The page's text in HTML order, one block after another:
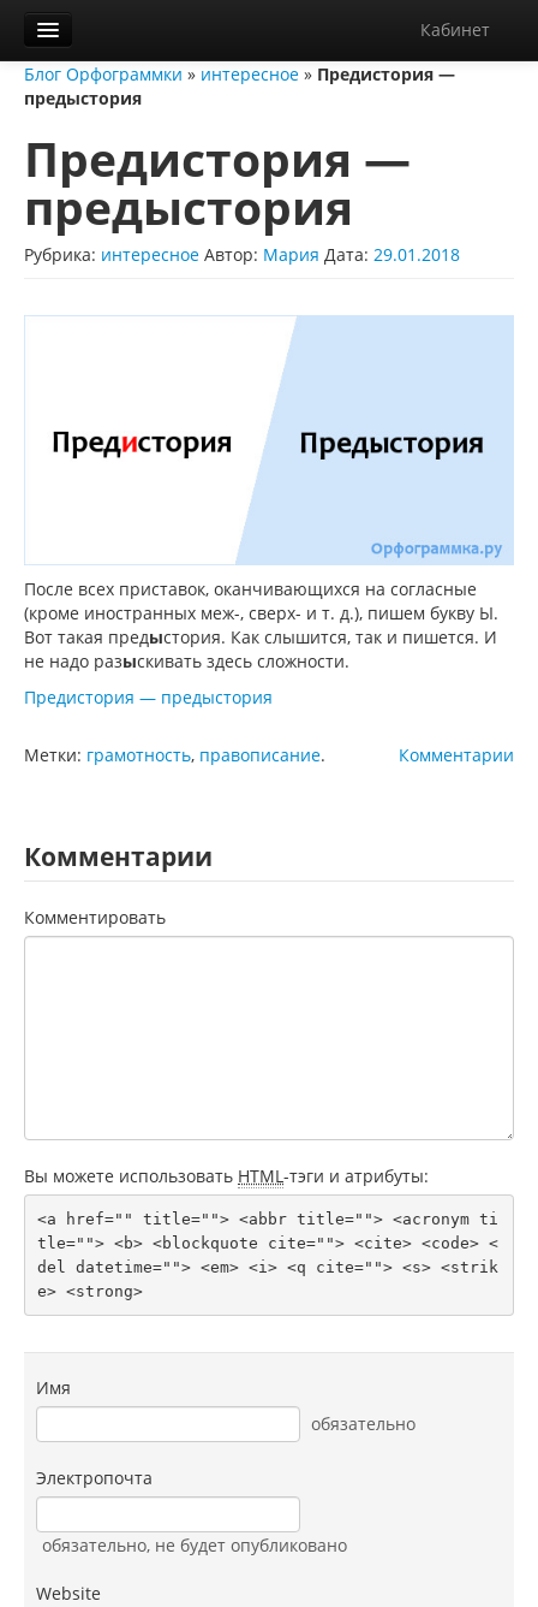
Кабинет
Орфограммка
Блог
О нас
Контакты
Справка
Блог Орфограммки » интересное » Предистория —
предыстория
Предистория —
предыстория
Рубрика: интересное Автор: Мария Дата: 29.01.2018
После всех приставок, оканчивающихся на согласные
(кроме иностранных меж-, сверх- и т. д.), пишем букву Ы.
Вот такая предыстория. Как слышится, так и пишется. И
не надо разыскивать здесь сложности.
Предистория — предыстория
Комментарии
Метки: грамотность, правописание.
Комментарии
Комментировать
Вы можете использовать HTML-тэги и атрибуты:
<a href="" title=""> <abbr title=""> <acronym ti
tle=""> <b> <blockquote cite=""> <cite> <code> <
del datetime=""> <em> <i> <q cite=""> <s> <strik
e> <strong>
Имя
обязательно
Электропочта
обязательно, не будет опубликовано
Website